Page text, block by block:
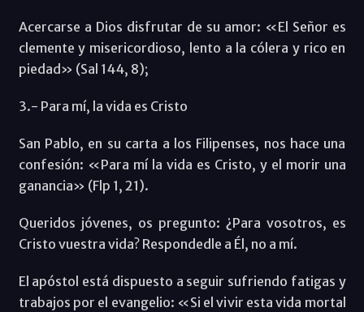
Acercarse a Dios disfrutar de su amor: «El Señor es
clemente y misericordioso, lento a la cólera y rico en
piedad» (Sal 144, 8);
3.- Para mí, la vida es Cristo
San Pablo, en su carta a los Filipenses, nos hace una
confesión: «Para mí la vida es Cristo, y el morir una
ganancia» (Flp 1, 21).
Queridos jóvenes, os pregunto: ¿Para vosotros, es
Cristo vuestra vida? Respondedle a Él, no a mí.
El apóstol está dispuesto a seguir sufriendo fatigas y
trabajos por el evangelio: «Si el vivir esta vida mortal